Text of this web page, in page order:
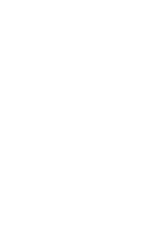
'author',
Book):
一个新的字段')
值，这个方法是以
，具体可以根据实际来